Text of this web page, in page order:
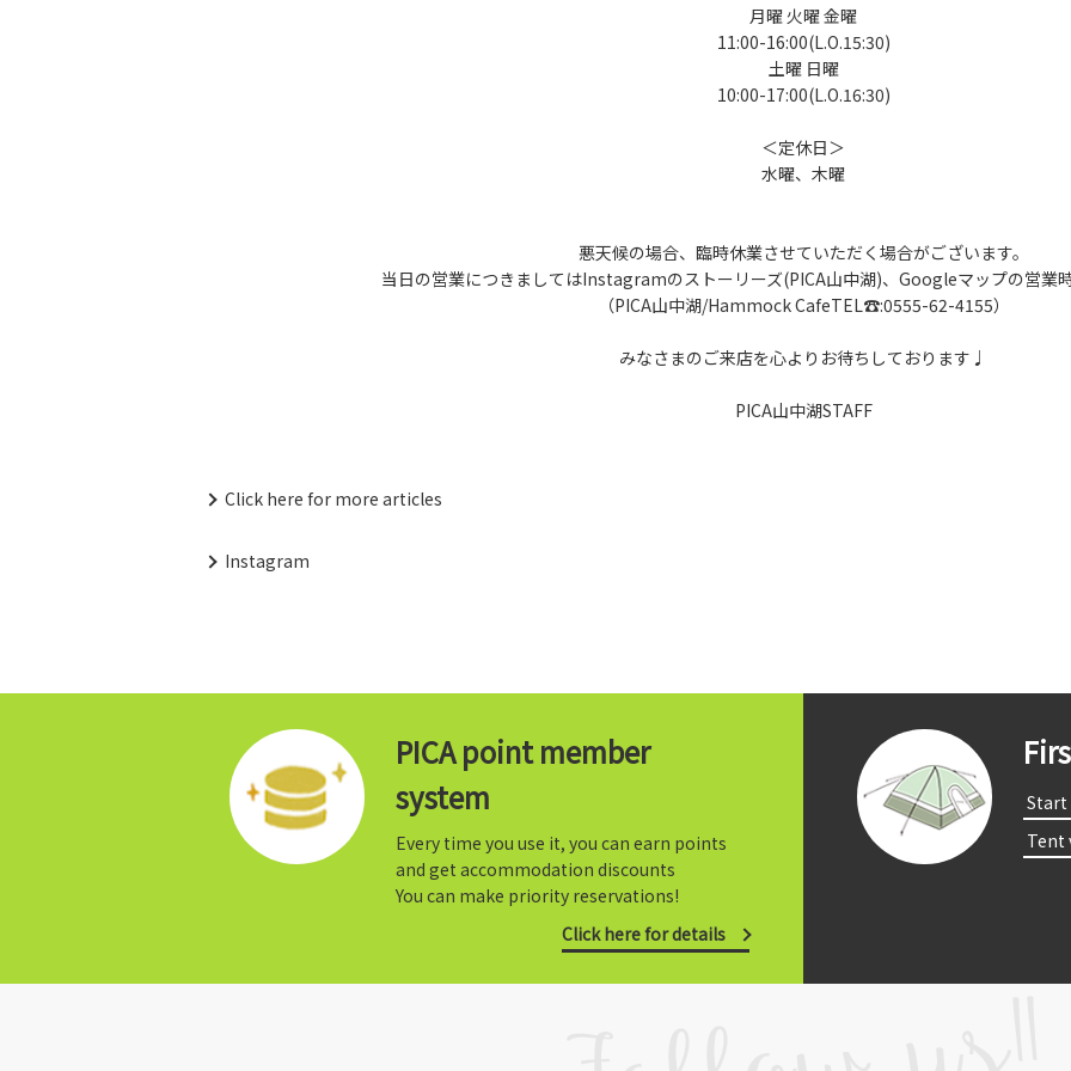
月曜 火曜 金曜
11:00-16:00(L.O.15:30)
土曜 日曜
10:00-17:00(L.O.16:30)
＜定休日＞
水曜、木曜
悪天候の場合、臨時休業させていただく場合がございます。
当日の営業につきましてはInstagramのストーリーズ(PICA山中湖)、Googleマップの営業
（PICA山中湖/Hammock CafeTEL☎:0555-62-4155）
みなさまのご来店を心よりお待ちしております♩
PICA山中湖STAFF
Click here for more articles
Instagram
PICA point member
system
Every time you use it, you can earn points
and get accommodation discounts
You can make priority reservations!
Click here for details
​ ​Start​ ​
​Tent